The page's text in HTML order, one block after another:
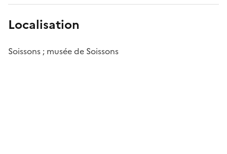
Localisation
Soissons ; musée de Soissons